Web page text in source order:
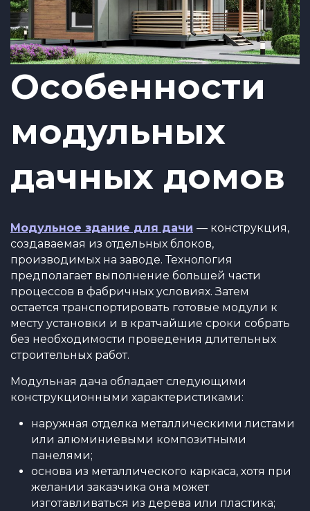
Особенности
модульных
дачных домов
Модульное здание для дачи — конструкция,
создаваемая из отдельных блоков,
производимых на заводе. Технология
предполагает выполнение большей части
процессов в фабричных условиях. Затем
остается транспортировать готовые модули к
месту установки и в кратчайшие сроки собрать
без необходимости проведения длительных
строительных работ.
Модульная дача обладает следующими
конструкционными характеристиками:
наружная отделка металлическими листами
или алюминиевыми композитными
панелями;
основа из металлического каркаса, хотя при
желании заказчика она может
изготавливаться из дерева или пластика;